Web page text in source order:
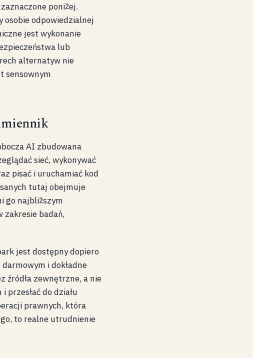
poniżej.
osobie odpowiedzialnej
jest wykonanie
lub
alternatyw nie
sensownym
AI zbudowana
sieć, wykonywać
pisać i uruchamiać kod
tutaj obejmuje
go najbliższym
zakresie badań,
jest dostępny dopiero
i dokładne
źródła zewnętrzne, a nie
do działu
prawnych, która
to realne utrudnienie